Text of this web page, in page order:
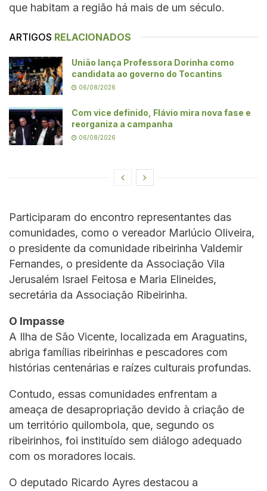
que habitam a região há mais de um século.
ARTIGOS RELACIONADOS
União lança Professora Dorinha como
candidata ao governo do Tocantins
06/08/2026
Com vice definido, Flávio mira nova fase e
reorganiza a campanha
06/08/2026
Participaram do encontro representantes das
comunidades, como o vereador Marlúcio Oliveira,
o presidente da comunidade ribeirinha Valdemir
Fernandes, o presidente da Associação Vila
Jerusalém Israel Feitosa e Maria Elineides,
secretária da Associação Ribeirinha.
O Impasse
A Ilha de São Vicente, localizada em Araguatins,
abriga famílias ribeirinhas e pescadores com
histórias centenárias e raízes culturais profundas.
Contudo, essas comunidades enfrentam a
ameaça de desapropriação devido à criação de
um território quilombola, que, segundo os
ribeirinhos, foi instituído sem diálogo adequado
com os moradores locais.
O deputado Ricardo Ayres destacou a